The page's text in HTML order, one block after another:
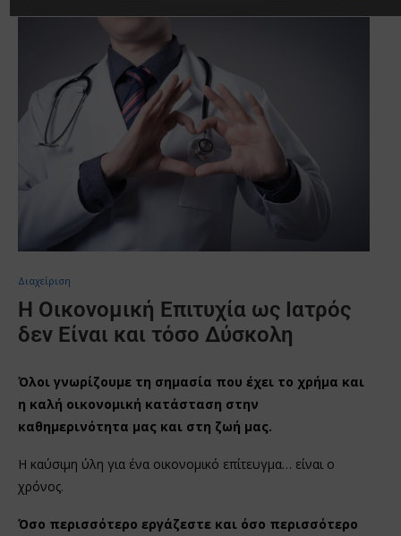
Διαχείριση
Η Οικονομική Επιτυχία ως Ιατρός
δεν Είναι και τόσο Δύσκολη
Όλοι γνωρίζουμε τη σημασία που έχει το χρήμα και
η καλή οικονομική κατάσταση στην
καθημερινότητα μας και στη ζωή μας.
Η καύσιμη ύλη για ένα οικονομικό επίτευγμα… είναι ο
χρόνος.
Όσο περισσότερο εργάζεστε και όσο περισσότερο